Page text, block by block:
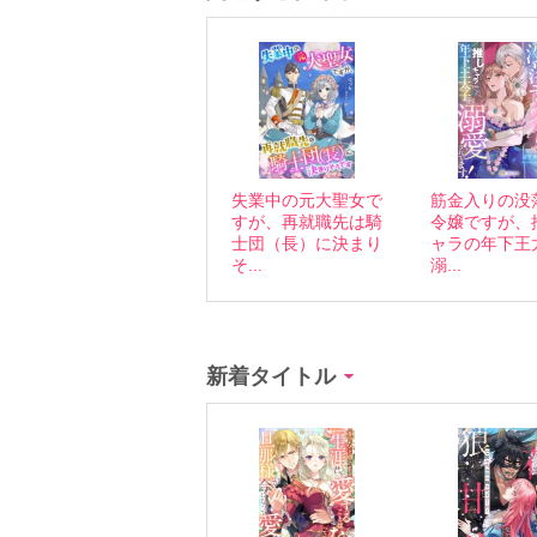
失業中の元大聖女で
すが、再就職先は騎
士団（長）に決まり
そ...
筋金入りの没
令嬢ですが、
ャラの年下王
溺...
新着タイトル